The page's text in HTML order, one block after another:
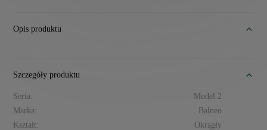
Opis produktu
Szczegóły produktu
Seria:
Model 2
Marka:
Balneo
Kształt:
Okrągły